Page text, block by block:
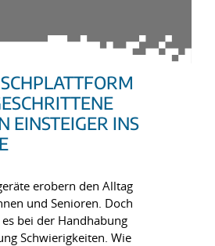
EINSTEIGER INS
erobern den Alltag
und Senioren. Doch
bei der Handhabung
Schwierigkeiten. Wie